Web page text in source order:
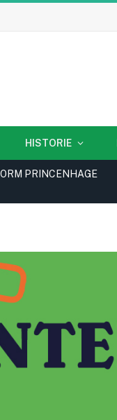
HISTORIE
PRINCENHAGE